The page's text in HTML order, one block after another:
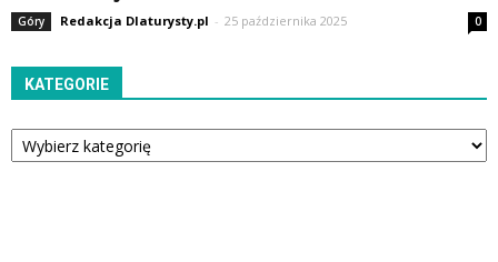
Góry Redakcja Dlaturysty.pl - 25 października 2025 0
KATEGORIE
Kategorie